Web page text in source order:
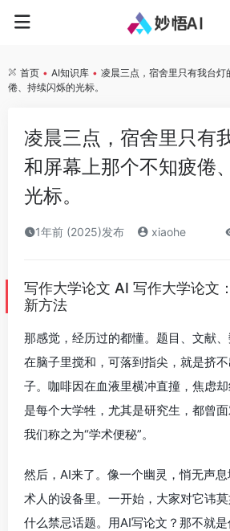
首页 • AI知识库 • 凌晨三点，宿舍里只有我台
倦、持续闪烁的光标。
凌晨三点，宿舍里只有
和屏幕上那个不知疲倦
光标。
1年前 (2025)发布 xiaohe
写作大学论文 AI 写作大学论文
新方法
那感觉，经历过的都懂。题目、文献
在脑子里搅和，可落到指尖，就是挤
子。咖啡因在血液里横冲直撞，焦虑
是每个大学牲，尤其是研究生，都曾面
我们称之为“学术便秘”。
然后，AI来了。像一个幽灵，悄无声
术人的设备里。一开始，大家对它讳
什么禁忌话题。用AI写论文？那不就